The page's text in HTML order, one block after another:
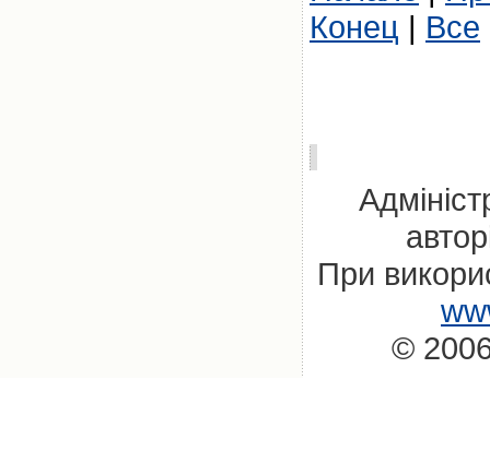
Конец | Все
При
©